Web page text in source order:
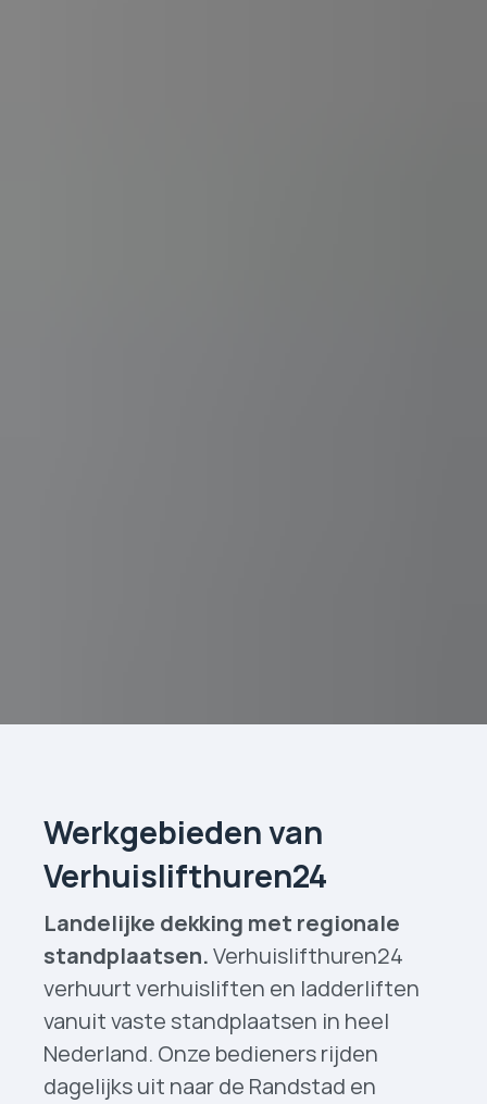
Werkgebieden van
Verhuislift­huren24
Landelijke dekking met regionale
standplaatsen.Verhuislifthuren24
verhuurt verhuisliften en ladderliften
vanuit vaste standplaatsen in heel
Nederland. Onze bedieners rijden
dagelijks uit naar de Randstad en